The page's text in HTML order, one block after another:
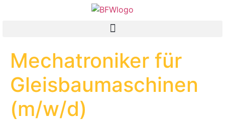
Mechatroniker für
Gleisbaumaschinen
(m/w/d)